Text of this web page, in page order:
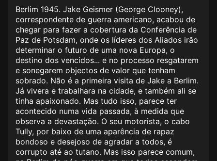
Berlim 1945. Jake Geismer (George Clooney),
correspondente de guerra americano, acabou de
chegar para fazer a cobertura da Conferência de
Paz de Potsdam, onde os líderes dos Aliados irão
determinar o futuro de uma nova Europa, o
destino dos vencidos... e no processo resgatarem
e sonegarem objectos de valor que tenham
sobrado. Não é a primeira visita de Jake a Berlim.
Já vivera e trabalhara na cidade, e também ali se
tinha apaixonado. Mas tudo isso, parece ter
acontecido numa vida passada, à medida que
observa a devastação. O seu motorista, o cabo
Tully, por baixo de uma aparência de rapaz
bondoso e desejoso de agradar a todos, é
corrupto até ao tutano. Mas isso parece comum,